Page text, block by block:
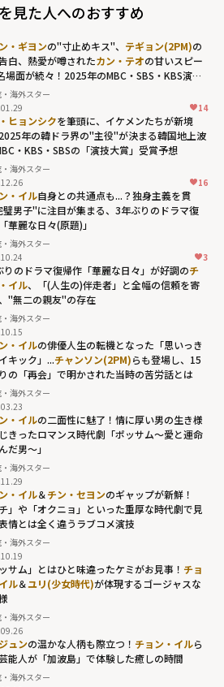
見た人へのおすすめ
・ギヨンの"寸止めキス"、 テギョン(2PM)の
白、熱愛が噂されたカン・テオの甘いスピー
場面が続々！2025年のMBC・SBS・KBS演技
受賞結果まとめ】
海外スター
14
ヒョンシクを筆頭に、イケメンたちが新境
年の韓ドラ界の"主役"が決まる韓国地上波
・KBS・SBSの「演技大賞」受賞予想
海外スター
16
・イル自身との共通点も...？独身主義を貫
璧男子"に注目が集まる、3年ぶりのドラマ復
華麗な日々(原題)」
海外スター
3
りのドラマ復帰作「華麗な日々」が好調のチ
イル、「(人生の)伴走者」と全幅の信頼を寄
"無二の親友"の存在
海外スター
・イルの俳優人生の転機となった「思いっき
キック」...チャンソン(2PM)らも登場し、15
の「再会」で明かされた当時の苦労話とは
海外スター
・イルの二面性に魅了！情に厚い男の生き様
きったロマンス時代劇「ポッサム～愛と運命
だ男～」
海外スター
・イル＆チン・セヨンのギャップが新鮮！
チ」や「オクニョ」といった重厚な時代劇で見
情とは全く違うラブコメ演技
海外スター
ッサム」とはひと味違ったケミがお見事！ チョ
ル＆ユリ(少女時代)が体現するゴージャスな
海外スター
ュンの温かな人柄も際立つ！ チョン・イルら
能人が「加波島」で体験した癒しの時間
海外スター